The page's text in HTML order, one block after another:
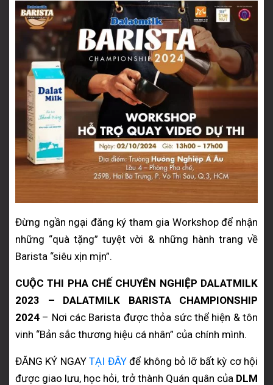
Đừng ngần ngại đăng ký tham gia Workshop để nhận
những “quà tặng” tuyệt vời & những hành trang về
Barista “siêu xịn mịn”.
CUỘC THI PHA CHẾ CHUYÊN NGHIỆP DALATMILK
2023 – DALATMILK BARISTA CHAMPIONSHIP
2024 – Nơi các Barista được thỏa sức thể hiện & tôn
vinh “Bản sắc thương hiệu cá nhân” của chính mình.
ĐĂNG KÝ NGAYTẠI ĐÂYđể không bỏ lỡ bất kỳ cơ hội
được giao lưu, học hỏi, trở thành Quán quân của DLM